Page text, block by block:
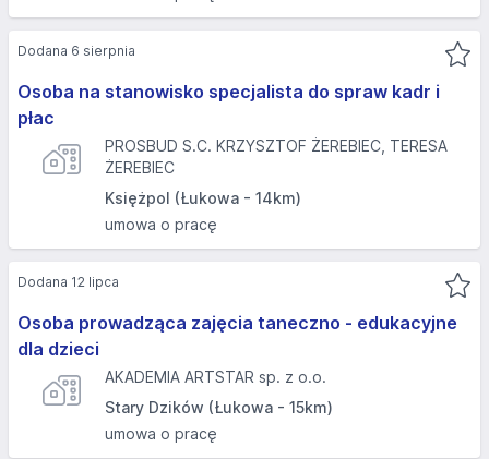
Osoba na stanowisko specjalista do spraw kadr i
płac
PROSBUD S.C. KRZYSZTOF ŻEREBIEC, TERESA
ŻEREBIEC
Księżpol (Łukowa - 14km)
umowa o pracę
Dodana 6 sierpnia
Osoba prowadząca zajęcia taneczno - edukacyjne
dla dzieci
AKADEMIA ARTSTAR sp. z o.o.
Stary Dzików (Łukowa - 15km)
umowa o pracę
Dodana 12 lipca